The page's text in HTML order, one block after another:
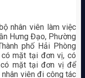
nhân viên làm việc
Hưng Đạo, Phường
phố Hải Phòng
mặt tại đơn vị, có
mặt tại đơn vị để
viên đi công tác